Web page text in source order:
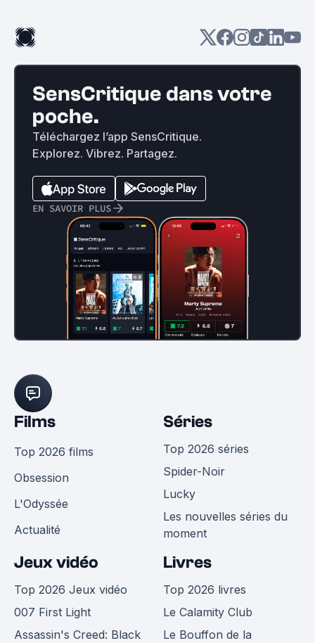
SensCritique dans votre
poche.
Téléchargez l’app SensCritique.
Explorez. Vibrez. Partagez.
EN SAVOIR PLUS
Films
Top 2026 films
Obsession
L'Odyssée
Actualité
Séries
Top 2026 séries
Spider-Noir
Lucky
Les nouvelles séries du
moment
Jeux vidéo
Top 2026 Jeux vidéo
007 First Light
Assassin's Creed: Black
Livres
Top 2026 livres
Le Calamity Club
Le Bouffon de la